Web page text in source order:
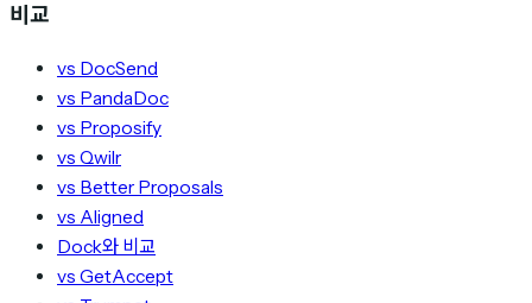
비교
vs DocSend
vs PandaDoc
vs Proposify
vs Qwilr
vs Better Proposals
vs Aligned
Dock와 비교
vs GetAccept